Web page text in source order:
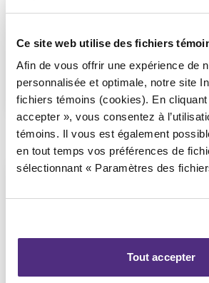
Ce site web utilise des fichiers
Afin de vous offrir une expérience de
personnalisée et optimale, notre site
fichiers témoins (cookies). En cliquant
accepter », vous consentez à
témoins. Il vous est également
en tout temps vos préférences de
sélectionnant « Paramètres des
Tout accepter
(Affilié au bureau de
1 855 724-
Témiscouata-sur-
(Affilié au bureau de
du-Loup)